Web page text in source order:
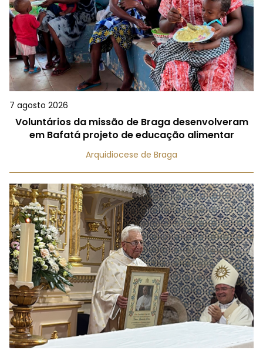
7 agosto 2026
Voluntários da missão de Braga desenvolveram
em Bafatá projeto de educação alimentar
Arquidiocese de Braga